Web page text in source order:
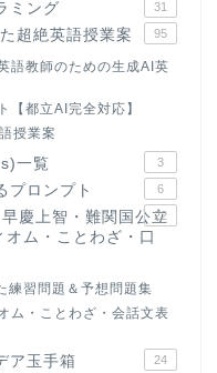
ミング 31
超絶英語授業案 95
語教師のための生成AI英
【都立AI完全対応】
授業案
一覧 3
プロンプト 6
慶上智・難関国公立
オム・ことわざ・口
22
練習問題＆予想問題集
ム・ことわざ・会話文表
ア玉手箱 24